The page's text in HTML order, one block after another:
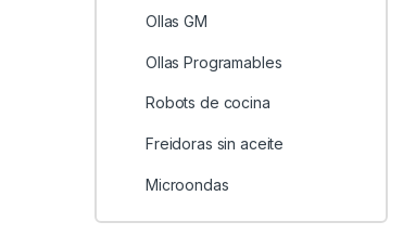
Ollas GM
Ollas Programables
Robots de cocina
Freidoras sin aceite
Microondas